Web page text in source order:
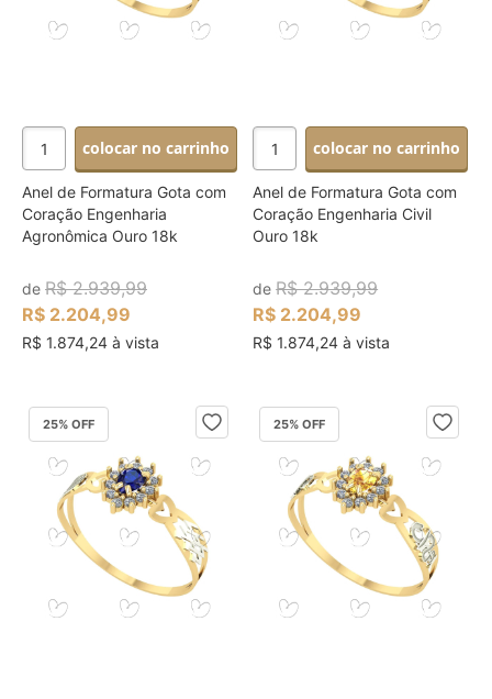
colocar no carrinho
Anel de Formatura Gota com
Coração Engenharia
Agronômica Ouro 18k
de R$ 2.939,99
R$ 2.204,99
R$ 1.874,24 à vista
colocar no carrinho
Anel de Formatura Gota com
Coração Engenharia Civil
Ouro 18k
deR$ 2.939,99
R$ 2.204,99
R$ 1.874,24 à vista
25% OFF 25% OFF